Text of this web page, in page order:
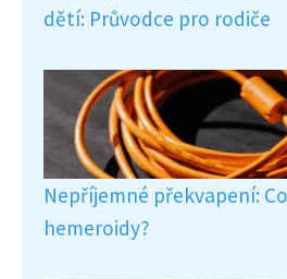
dětí: Průvodce pro rodiče
Nepříjemné překvapení:
hemeroidy?